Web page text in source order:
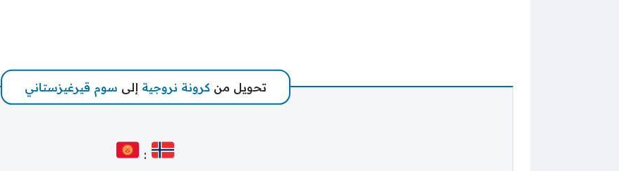
تحويل منكرونة نروجية إلى سوم قيرغيزستاني
: